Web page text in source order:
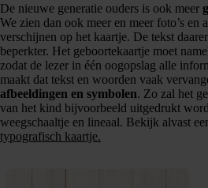
De nieuwe generatie ouders is ook meer
We zien dan ook meer en meer foto’s en
verschijnen op het kaartje. De tekst
beperkter. Het geboortekaartje moet
zodat de lezer in één oogopslag alle
maakt dat tekst en woorden vaak
afbeeldingen en symbolen. Zo zal het
van het kind bijvoorbeeld uitgedrukt
weegschaaltje en lineaal. Bekijk alvast
typografisch kaartje.